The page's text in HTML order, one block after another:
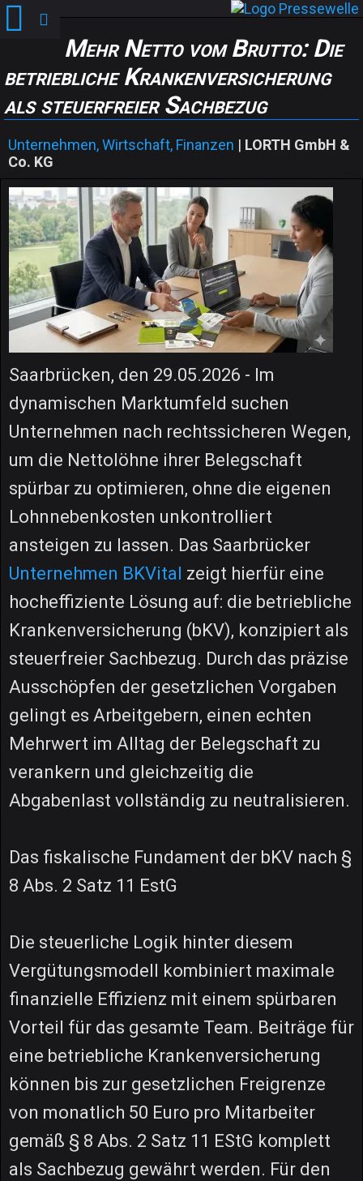
Mehr Netto vom Brutto: Die
betriebliche Krankenversicherung
als steuerfreier Sachbezug
Unternehmen, Wirtschaft, Finanzen | LORTH GmbH &
Co. KG
Saarbrücken, den 29.05.2026 - Im
dynamischen Marktumfeld suchen
Unternehmen nach rechtssicheren Wegen,
um die Nettolöhne ihrer Belegschaft
spürbar zu optimieren, ohne die eigenen
Lohnnebenkosten unkontrolliert
ansteigen zu lassen. Das Saarbrücker
Unternehmen BKVital zeigt hierfür eine
hocheffiziente Lösung auf: die betriebliche
Krankenversicherung (bKV), konzipiert als
steuerfreier Sachbezug. Durch das präzise
Ausschöpfen der gesetzlichen Vorgaben
gelingt es Arbeitgebern, einen echten
Mehrwert im Alltag der Belegschaft zu
verankern und gleichzeitig die
Abgabenlast vollständig zu neutralisieren.
Das fiskalische Fundament der bKV nach §
8 Abs. 2 Satz 11 EstG
Die steuerliche Logik hinter diesem
Vergütungsmodell kombiniert maximale
finanzielle Effizienz mit einem spürbaren
Vorteil für das gesamte Team. Beiträge für
eine betriebliche Krankenversicherung
können bis zur gesetzlichen Freigrenze
von monatlich 50 Euro pro Mitarbeiter
gemäß § 8 Abs. 2 Satz 11 EStG komplett
als Sachbezug gewährt werden. Für den